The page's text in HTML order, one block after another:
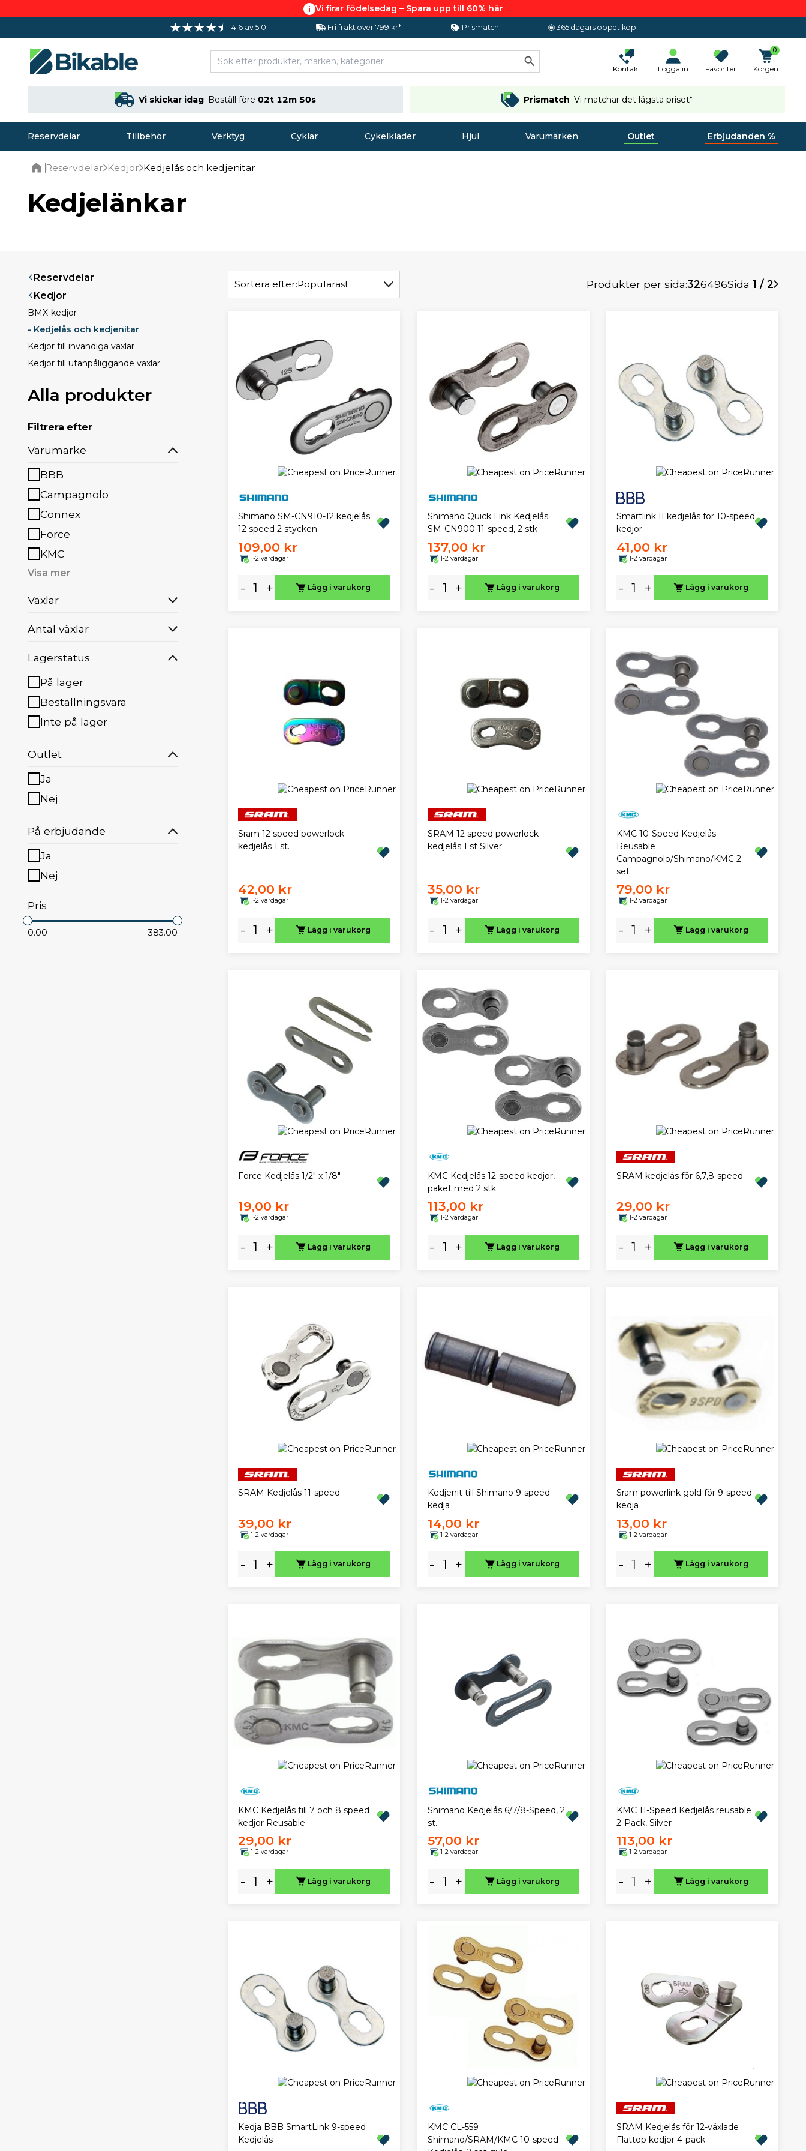
Vi firar födelsedag – Spara upp till 60% här
4.6 av 5.0 Fri frakt över 799 kr* Prismatch 365 dagars öppet köp
Kontakt Logga in Favoriter
0
Korgen
Vi skickar idag Beställ före 02t 12m 49s Prismatch Vi matchar det lägsta priset*
Reservdelar Tillbehör Verktyg Cyklar Cykelkläder Hjul Varumärken Outlet Erbjudanden %
Reservdelar Kedjor Kedjelås och kedjenitar
Kedjelänkar
Reservdelar
Kedjor
BMX-kedjor
- Kedjelås och kedjenitar
Kedjor till invändiga växlar
Kedjor till utanpåliggande växlar
Alla produkter
Filtrera efter
Varumärke
BBB
Campagnolo
Connex
Force
KMC
Visa mer
Växlar
Antal växlar
Lagerstatus
På lager
Beställningsvara
Inte på lager
Outlet
Ja
Nej
På erbjudande
Ja
Nej
Pris
0.00 383.00
Sortera efter:Populärast Produkter per sida:326496Sida 1 / 2
Shimano SM-CN910-12 kedjelås
12 speed 2 stycken
109,00 kr
1-2 vardagar
- + Lägg i varukorg
Shimano Quick Link Kedjelås
SM-CN900 11-speed, 2 stk
137,00 kr
1-2 vardagar
- + Lägg i varukorg
Smartlink II kedjelås för 10-speed
kedjor
41,00 kr
1-2 vardagar
- + Lägg i varukorg
Sram 12 speed powerlock
kedjelås 1 st.
42,00 kr
1-2 vardagar
- + Lägg i varukorg
SRAM 12 speed powerlock
kedjelås 1 st Silver
35,00 kr
1-2 vardagar
- + Lägg i varukorg
KMC 10-Speed Kedjelås
Reusable
Campagnolo/Shimano/KMC 2
set
79,00 kr
1-2 vardagar
- + Lägg i varukorg
Force Kedjelås 1/2" x 1/8"
19,00 kr
1-2 vardagar
- + Lägg i varukorg
KMC Kedjelås 12-speed kedjor,
paket med 2 stk
113,00 kr
1-2 vardagar
- + Lägg i varukorg
SRAM kedjelås för 6,7,8-speed
29,00 kr
1-2 vardagar
- + Lägg i varukorg
SRAM Kedjelås 11-speed
39,00 kr
1-2 vardagar
- + Lägg i varukorg
Kedjenit till Shimano 9-speed
kedja
14,00 kr
1-2 vardagar
- + Lägg i varukorg
Sram powerlink gold för 9-speed
kedja
13,00 kr
1-2 vardagar
- + Lägg i varukorg
KMC Kedjelås till 7 och 8 speed
kedjor Reusable
29,00 kr
1-2 vardagar
- + Lägg i varukorg
Shimano Kedjelås 6/7/8-Speed, 2
st.
57,00 kr
1-2 vardagar
- + Lägg i varukorg
KMC 11-Speed Kedjelås reusable
2-Pack, Silver
113,00 kr
1-2 vardagar
- + Lägg i varukorg
Kedja BBB SmartLink 9-speed
Kedjelås
KMC CL-559
Shimano/SRAM/KMC 10-speed
SRAM Kedjelås för 12-växlade
Flattop kedjor 4-pack